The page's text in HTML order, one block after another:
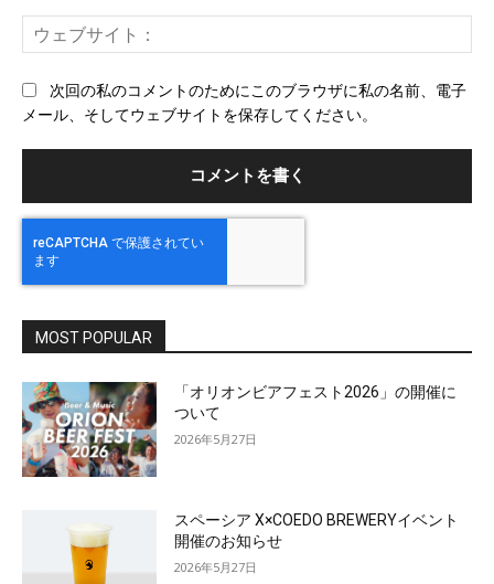
ー
ェ
次回の私のコメントのためにこのブラウザに私の名前、電子
メール、そしてウェブサイトを保存してください。
MOST POPULAR
「オリオンビアフェスト2026」の開催に
ついて
2026年5月27日
スペーシア X×COEDO BREWERYイベント
開催のお知らせ
2026年5月27日